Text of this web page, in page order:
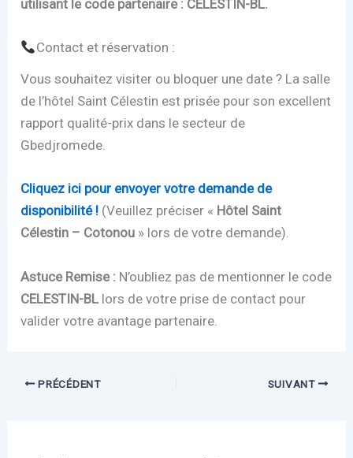
utilisant le code partenaire : CELESTIN-BL.
Contact et réservation :
Vous souhaitez visiter ou bloquer une date ? La salle
de l’hôtel Saint Célestin est prisée pour son excellent
rapport qualité-prix dans le secteur de
Gbedjromede.
Cliquez ici pour envoyer votre demande de
disponibilité ! (Veuillez préciser « Hôtel Saint
Célestin – Cotonou » lors de votre demande).
Astuce Remise : N’oubliez pas de mentionner le code
CELESTIN-BL lors de votre prise de contact pour
valider votre avantage partenaire.
PRÉCÉDENT SUIVANT